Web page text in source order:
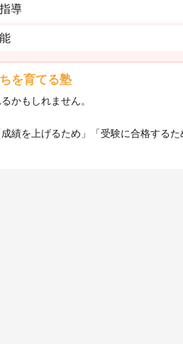
導
を育てる塾
かもしれません。
績を上げるため」「受験に合格する